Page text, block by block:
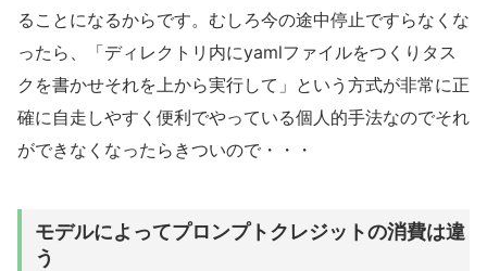
ることになるからです。むしろ今の途中停止ですらなくな
ったら、「ディレクトリ内にyamlファイルをつくりタス
クを書かせそれを上から実行して」という方式が非常に正
確に自走しやすく便利でやっている個人的手法なのでそれ
ができなくなったらきついので・・・
モデルによってプロンプトクレジットの消費は違
う